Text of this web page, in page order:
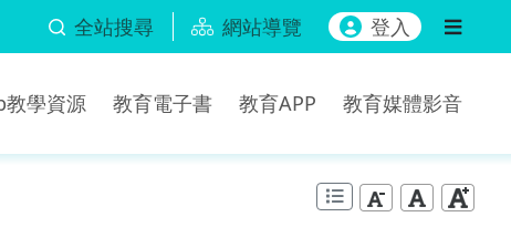
全站搜尋 網站導覽 登入
教學資源 教育電子書 教育APP 教育媒體影音